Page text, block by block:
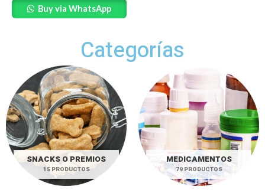
producto
Buy via WhatsApp
Categorías
SNACKS O PREMIOS
15 PRODUCTOS
MEDICAMENTOS
79 PRODUCTOS